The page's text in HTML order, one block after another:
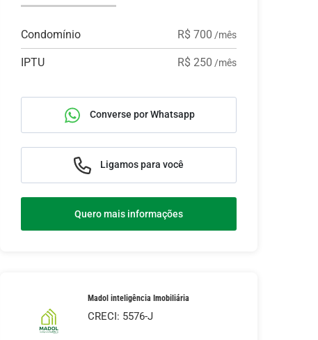
Condomínio R$ 700 /mês
IPTU R$ 250 /mês
Converse por Whatsapp
Ligamos para você
Quero mais informações
Madol inteligência Imobiliária
CRECI: 5576-J